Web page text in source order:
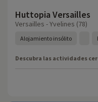
Huttopia Versailles
Versailles - Yvelines (78)
Alojamiento insólito
Descubra las actividades